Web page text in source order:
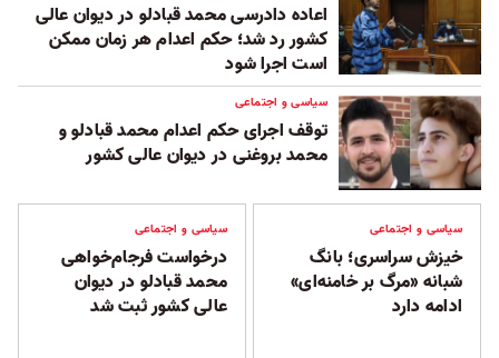
اعاده‌ دادرسی محمد قبادلو در دیوان عالی
کشور رد شد؛ حکم اعدام هر زمان ممکن
است اجرا شود
سیاسی و اجتماعی
توقف اجرای حکم اعدام محمد قبادلو و
محمد بروغنی در دیوان عالی کشور
سیاسی و اجتماعی
خیزش سراسری؛ بانگ
شبانه «مرگ بر خامنه‌ای»
ادامه دارد
سیاسی و اجتماعی
درخواست فرجام‌خواهی
محمد قبادلو در دیوان
عالی کشور ثبت شد